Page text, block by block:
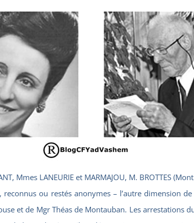
Mmes LANEURIE et MARMAJOU, M. BROTTES
reconnus ou restés anonymes – l’autre
et de Mgr Théas de Montauban. Les